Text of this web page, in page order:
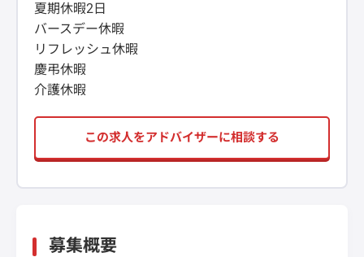
夏期休暇2日
バースデー休暇
リフレッシュ休暇
慶弔休暇
介護休暇
この求人をアドバイザーに相談する
募集概要